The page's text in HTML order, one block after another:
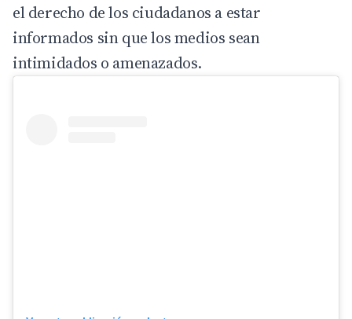
el derecho de los ciudadanos a estar
informados sin que los medios sean
intimidados o amenazados.